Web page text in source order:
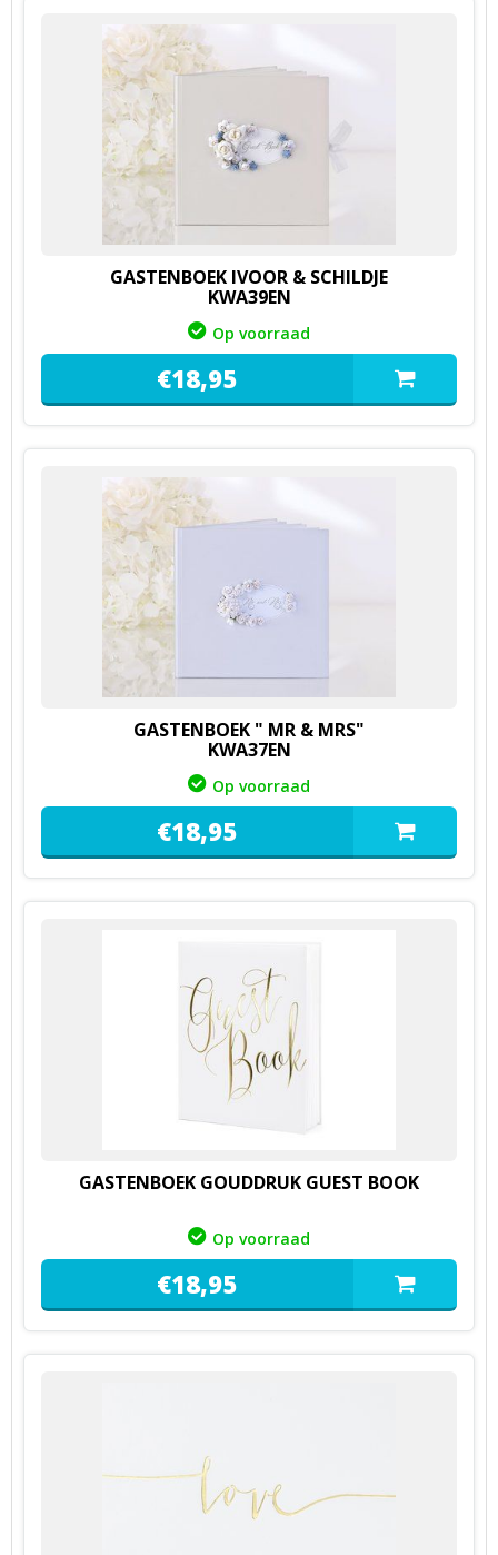
GASTENBOEK IVOOR & SCHILDJE
KWA39EN
Op voorraad
€18,95
GASTENBOEK " MR & MRS"
KWA37EN
Op voorraad
€18,95
GASTENBOEK GOUDDRUK GUEST BOOK
Op voorraad
€18,95